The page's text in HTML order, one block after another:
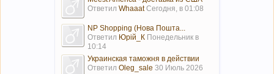
Ответил Whaaat Сегодня, в 01:08
NP Shopping (Нова Пошта...
Ответил Юрій_К Понедельник в
10:14
Украинская таможня в действии
Ответил Oleg_sale 30 Июль 2026